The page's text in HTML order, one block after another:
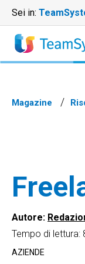
Sei in:
Magazine
Autore:
Tempo di lettura:
AZIENDE